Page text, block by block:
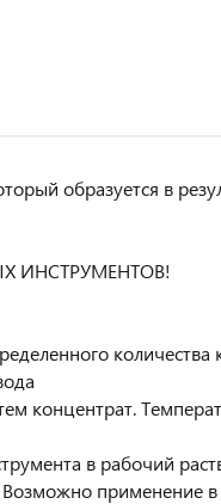
образуется в
ИНСТРУМЕНТОВ!
концентрат.
в рабочий
применение